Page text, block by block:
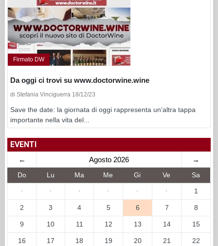
Firmato DW
Da oggi ci trovi su www.doctorwine.wine
di Stefania Vinciguerra 18/12/23
Save the date: la giornata di oggi rappresenta un’altra tappa
importante nella vita del...
EVENTI
← Agosto 2026 →
Do Lu Ma Me Gi Ve Sa
· · · · · · 1
2 3 4 5 6 7 8
9 10 11 12 13 14 15
16 17 18 19 20 21 22